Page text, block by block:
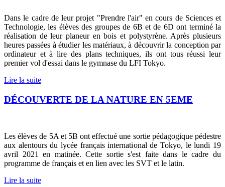
Dans le cadre de leur projet "Prendre l'air" en cours de Sciences et
Technologie, les élèves des groupes de 6B et de 6D ont terminé la
réalisation de leur planeur en bois et polystyrène. Après plusieurs
heures passées à étudier les matériaux, à découvrir la conception par
ordinateur et à lire des plans techniques, ils ont tous réussi leur
premier vol d'essai dans le gymnase du LFI Tokyo.
Lire la suite
DÉCOUVERTE DE LA NATURE EN 5EME
Les élèves de 5A et 5B ont effectué une sortie pédagogique pédestre
aux alentours du lycée français international de Tokyo, le lundi 19
avril 2021 en matinée. Cette sortie s'est faite dans le cadre du
programme de français et en lien avec les SVT et le latin.
Lire la suite